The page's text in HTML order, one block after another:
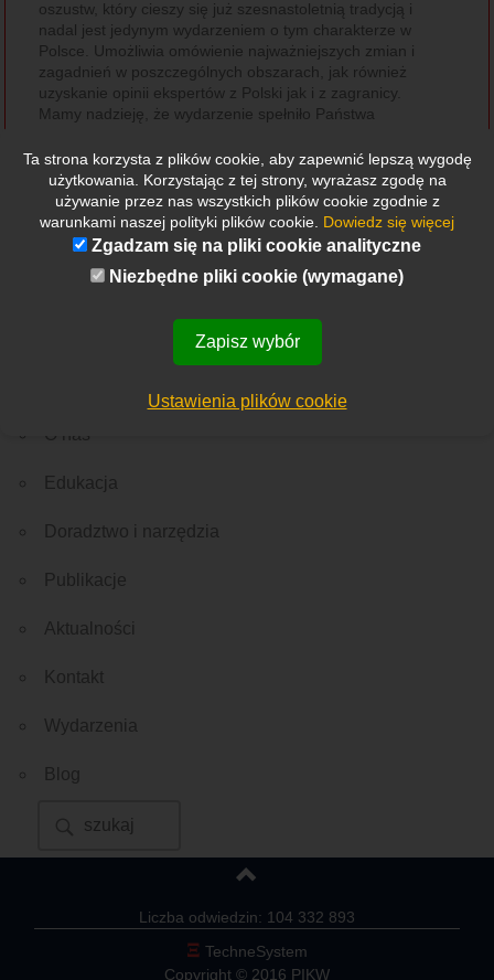
oszustw, który cieszy się już szesnastoletnią tradycją i
nadal jest jedynym wydarzeniem o tym charakterze w
Polsce. Umożliwia omówienie najważniejszych zmian i
zagadnień w poszczególnych obszarach, jak również
uzyskanie opinii ekspertów z Polski jak i z zagranicy.
Mamy nadzieję, że wydarzenie spełniło Państwa
zawodowej jak i życiu prywatnym.
Jeszcze raz serdecznie dziękujemy!
Polski Instytut Kontroli Wewnętrznej
O nas
Edukacja
Doradztwo i narzędzia
Publikacje
Aktualności
Kontakt
Wydarzenia
Blog
Liczba odwiedzin: 104 332 893
Ξ TechneSystem
Copyright © 2016 PIKW
Ta strona korzysta z plików cookie, aby zapewnić lepszą wygodę
użytkowania. Korzystając z tej strony, wyrażasz zgodę na
używanie przez nas wszystkich plików cookie zgodnie z
warunkami naszej polityki plików cookie. Dowiedz się więcej
Zgadzam się na pliki cookie analityczne
Niezbędne pliki cookie (wymagane)
Zapisz wybór
Ustawienia plików cookie